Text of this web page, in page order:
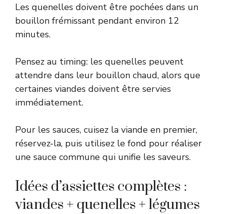
Les quenelles doivent être pochées dans un
bouillon frémissant pendant environ 12
minutes.
Pensez au timing: les quenelles peuvent
attendre dans leur bouillon chaud, alors que
certaines viandes doivent être servies
immédiatement.
Pour les sauces, cuisez la viande en premier,
réservez-la, puis utilisez le fond pour réaliser
une sauce commune qui unifie les saveurs.
Idées d’assiettes complètes :
viandes + quenelles + légumes